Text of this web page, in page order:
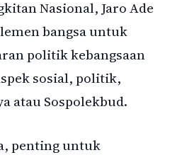
Nasional, Jaro Ade
bangsa untuk
politik kebangsaan
sosial, politik,
atau Sospolekbud.
penting untuk